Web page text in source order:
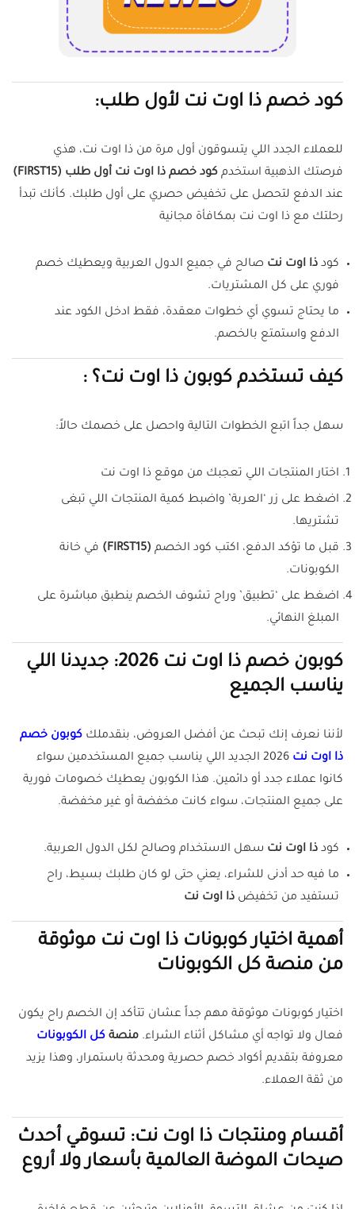
كود خصم ذا اوت نت لأول طلب:
للعملاء الجدد اللي يتسوقون أول مرة من ذا اوت نت، هذي
فرصتك الذهبية استخدم كود خصم ذا اوت نت أول طلب (FIRST15)
عند الدفع لتحصل على تخفيض حصري على أول طلبك. كأنك تبدأ
رحلتك مع ذا اوت نت بمكافأة مجانية
كود ذا اوت نت صالح في جميع الدول العربية ويعطيك خصم
فوري على كل المشتريات.
ما يحتاج تسوي أي خطوات معقدة، فقط ادخل الكود عند
الدفع واستمتع بالخصم.
كيف تستخدم كوبون ذا اوت نت؟ :
سهل جداً اتبع الخطوات التالية واحصل على خصمك حالاً:
اختار المنتجات اللي تعجبك من موقع ذا اوت نت
اضغط على زر ‘العربة’ واضبط كمية المنتجات اللي تبغى
تشتريها.
قبل ما تؤكد الدفع، اكتب كود الخصم (FIRST15)
في خانة
الكوبونات.
اضغط على ‘تطبيق’ وراح تشوف الخصم ينطبق مباشرة على
المبلغ النهائي.
كوبون خصم ذا اوت نت 2026: جديدنا اللي
يناسب الجميع
لأننا نعرف إنك تبحث عن أفضل العروض، بنقدملك كوبون خصم
ذا اوت نت
2026 الجديد اللي يناسب جميع المستخدمين سواء
كانوا عملاء جدد أو دائمين. هذا الكوبون يعطيك خصومات فورية
على جميع المنتجات، سواء كانت مخفضة أو غير مخفضة.
كود ذا اوت نت سهل الاستخدام وصالح لكل الدول العربية.
ما فيه حد أدنى للشراء، يعني حتى لو كان طلبك بسيط، راح
تستفيد من تخفيض ذا اوت نت
أهمية اختيار كوبونات ذا اوت نت موثوقة
من منصة كل الكوبونات
اختيار كوبونات موثوقة مهم جداً عشان تتأكد إن الخصم راح يكون
فعال ولا تواجه أي مشاكل أثناء الشراء. منصة كل الكوبونات
معروفة بتقديم أكواد خصم حصرية ومحدثة باستمرار، وهذا يزيد
من ثقة العملاء.
أقسام ومنتجات ذا اوت نت: تسوقي أحدث
صيحات الموضة العالمية بأسعار ولا أروع